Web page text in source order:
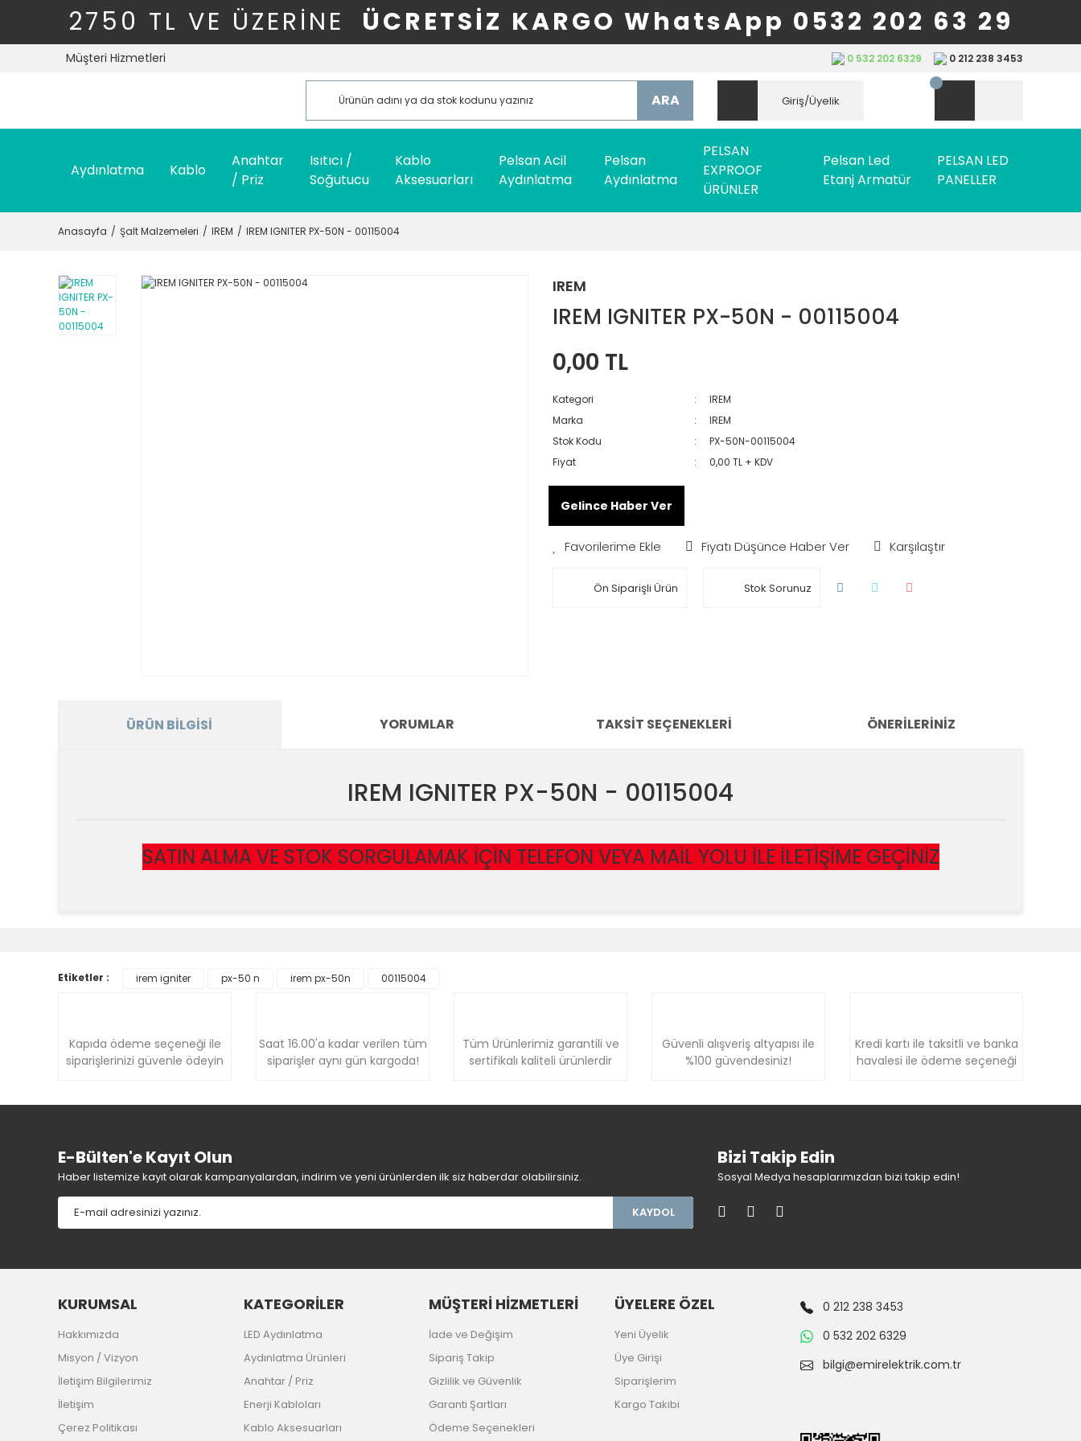
2750 TL VE ÜZERİNE ÜCRETSİZ KARGO WhatsApp 0532 202 63 29
Müşteri Hizmetleri 0 532 202 6329 0 212 238 3453
ARA Giriş/Üyelik
Aydınlatma Kablo
Anahtar
/ Priz
Isıtıcı /
Soğutucu
Kablo
Aksesuarları
Pelsan Acil
Aydınlatma
Pelsan
Aydınlatma
PELSAN
EXPROOF
ÜRÜNLER
Pelsan Led
Etanj Armatür
PELSAN LED
PANELLER
Anasayfa Şalt Malzemeleri IREM IREM IGNITER PX-50N - 00115004
IREM
IREM IGNITER PX-50N - 00115004
0,00 TL
Kategori
IREM
Marka
IREM
Stok Kodu
PX-50N-00115004
Fiyat
0,00 TL + KDV
Gelince Haber Ver
Fiyatı Düşünce Haber Ver Karşılaştır
Ön Siparişli Ürün Stok Sorunuz
ÜRÜN BILGISI YORUMLAR TAKSIT SEÇENEKLERI ÖNERILERINIZ
IREM IGNITER PX-50N - 00115004
SATIN ALMA VE STOK SORGULAMAK İÇİN TELEFON VEYA MAİL YOLU İLE İLETİŞİME GEÇİNİZ
Ürün fiyatı diğer sitelerden daha pahalı.
Bu ürüne benzer farklı alternatifler olmalı.
Etiketler : irem igniter px-50 n irem px-50n 00115004
Kapıda ödeme seçeneği ile
siparişlerinizi güvenle ödeyin
Saat 16.00'a kadar verilen tüm
siparişler aynı gün kargoda!
Tüm Ürünlerimiz garantili ve
sertifikalı kaliteli ürünlerdir
Güvenli alışveriş altyapısı ile
%100 güvendesiniz!
Kredi kartı ile taksitli ve banka
havalesi ile ödeme seçeneği
E-Bülten'e Kayıt Olun
Haber listemize kayıt olarak kampanyalardan, indirim ve yeni ürünlerden ilk siz haberdar olabilirsiniz.
KAYDOL
Bizi Takip Edin
Sosyal Medya hesaplarımızdan bizi takip edin!
KURUMSAL
Hakkımızda
Misyon / Vizyon
İletişim Bilgilerimiz
İletişim
Çerez Politikası
KATEGORİLER
LED Aydınlatma
Aydınlatma Ürünleri
Anahtar / Priz
Enerji Kabloları
Kablo Aksesuarları
MÜŞTERİ HİZMETLERİ
İade ve Değişim
Sipariş Takip
Gizlilik ve Güvenlik
Garanti Şartları
Ödeme Seçenekleri
ÜYELERE ÖZEL
Yeni Üyelik
Üye Girişi
Siparişlerim
Kargo Takibi
0 212 238 3453
0 532 202 6329
bilgi@emirelektrik.com.tr